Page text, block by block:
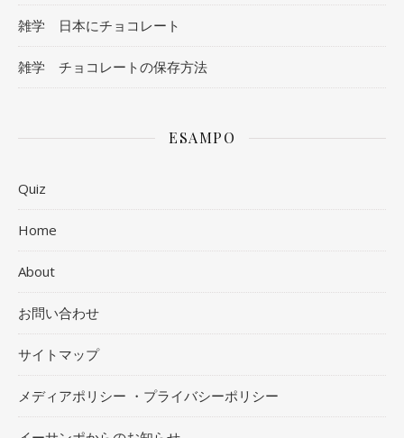
雑学 日本にチョコレート
雑学 チョコレートの保存方法
ESAMPO
Quiz
Home
About
お問い合わせ
サイトマップ
メディアポリシー ・プライバシーポリシー